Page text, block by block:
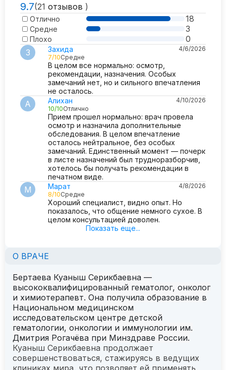
9.7(21 отзывов )
Отлично 18
Средне 3
Плохо
0
З
Захида
4/6/2026
7/10Средне
В целом все нормально: осмотр,
рекомендации, назначения. Особых
замечаний нет, но и сильного впечатления
не осталось.
А Алихан
4/10/2026
10/10Отлично
Прием прошел нормально: врач провела
осмотр и назначила дополнительные
обследования. В целом впечатление
осталось нейтральное, без особых
замечаний. Единственный момент — почерк
в листе назначений был трудноразборчив,
хотелось бы получать рекомендации в
печатном виде.
М Марат
4/8/2026
8/10Средне
Хороший специалист, видно опыт. Но
показалось, что общение немного сухое. В
целом консультацией доволен.
Показать еще...
О ВРАЧЕ
Бертаева Куаныш Серикбаевна —
высококвалифицированный гематолог, онколог
и химиотерапевт. Она получила образование в
Национальном медицинском
исследовательском центре детской
гематологии, онкологии и иммунологии им.
Дмитрия Рогачёва при Минздраве России.
Куаныш Серикбаевна продолжает
совершенствоваться, стажируясь в ведущих
клиниках мира, что позволяет ей применять